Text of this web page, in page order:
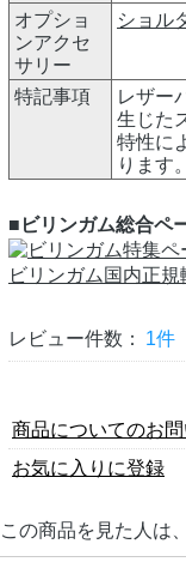
オプショ
ンアクセ
サリー
ショル
特記事項
レザー
生じた
特性に
ります。
■ビリンガム総合ペ
ビリンガム国内正
レビュー件数： 1件
商品についてのお
お気に入りに登録
この商品を見た人は